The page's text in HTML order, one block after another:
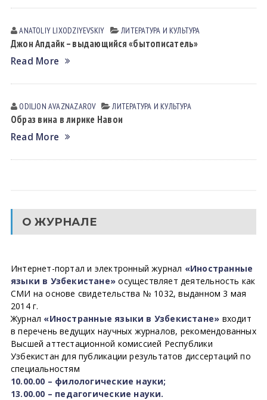
ANATOLIY LIXODZIYEVSKIY ЛИТЕРАТУРА И КУЛЬТУРА
Джон Апдайк – выдающийся «бытописатель»
Read More
ODILJON АVАZNАZАROV ЛИТЕРАТУРА И КУЛЬТУРА
Образ вина в лирике Навои
Read More
О ЖУРНАЛЕ
Интернет-портал и электронный журнал «Иностранные
языки в Узбекистане» осуществляет деятельность как
СМИ на основе свидетельства № 1032, выданном 3 мая
2014 г.
Журнал «Иностранные языки в Узбекистане» входит
в перечень ведущих научных журналов, рекомендованных
Высшей аттестационной комиссией Республики
Узбекистан для публикации результатов диссертаций по
специальностям
10.00.00 – филологические науки;
13.00.00 – педагогические науки.